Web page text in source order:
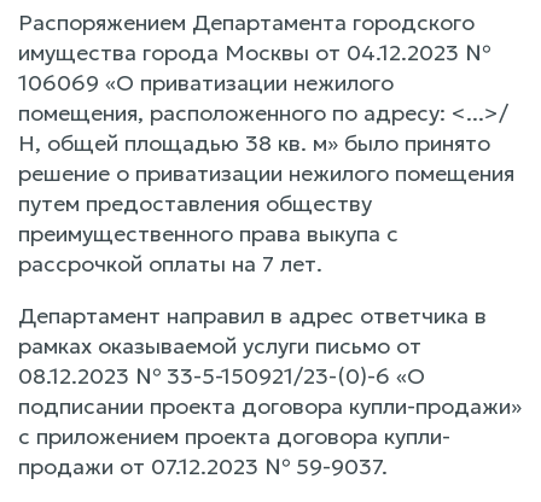
Распоряжением Департамента городского
имущества города Москвы от 04.12.2023 №
106069 «О приватизации нежилого
помещения, расположенного по адресу: <...>/
Н, общей площадью 38 кв. м» было принято
решение о приватизации нежилого помещения
путем предоставления обществу
преимущественного права выкупа с
рассрочкой оплаты на 7 лет.
Департамент направил в адрес ответчика в
рамках оказываемой услуги письмо от
08.12.2023 № 33-5-150921/23-(0)-6 «О
подписании проекта договора купли-продажи»
с приложением проекта договора купли-
продажи от 07.12.2023 № 59-9037.